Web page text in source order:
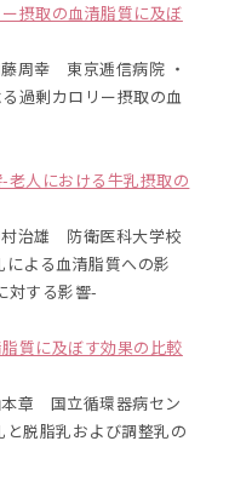
摂取の血清脂質に及ぼ
周幸 東京逓信病院 ・
過剰カロリー摂取の血
老人における牛乳摂取の
治雄 防衛医科大学校
よる血清脂質への影
対する影響-
質に及ぼす効果の比較
章 国立循環器病セン
脱脂乳および調整乳の